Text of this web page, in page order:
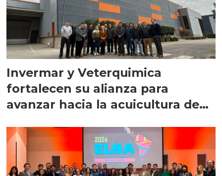
Invermar y Veterquimica
fortalecen su alianza para
avanzar hacia la acuicultura de